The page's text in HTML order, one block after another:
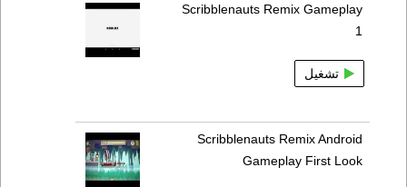
Scribblenauts Remix Gameplay
1
تشغيل
Scribblenauts Remix Android
Gameplay First Look